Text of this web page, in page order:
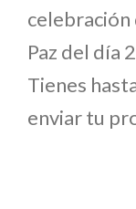
celebración
Paz del día
Tienes
enviar tu